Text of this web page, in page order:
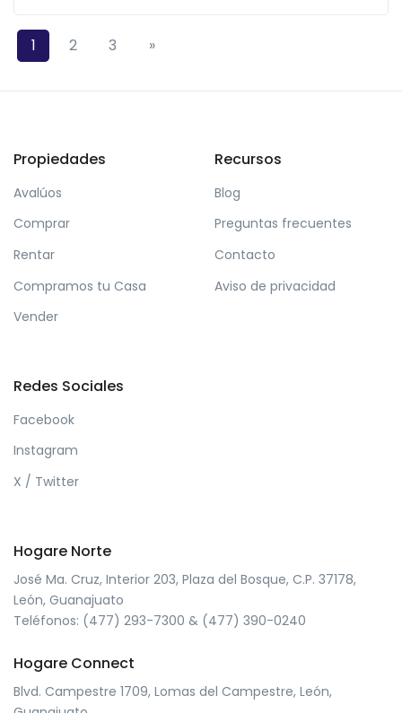
1 2 3 »Siguiente
Propiedades
Avalúos
Comprar
Rentar
Compramos tu Casa
Vender
Recursos
Blog
Preguntas frecuentes
Contacto
Aviso de privacidad
Redes Sociales
Facebook
Instagram
X / Twitter
Hogare Norte
José Ma. Cruz, Interior 203, Plaza del Bosque, C.P. 37178,
León, Guanajuato
Teléfonos: (477) 293-7300 & (477) 390-0240
Hogare Connect
Blvd. Campestre 1709, Lomas del Campestre, León,